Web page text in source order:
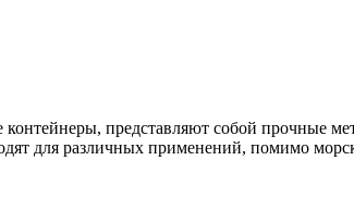
контейнеры, представляют собой прочные
для различных применений, помимо